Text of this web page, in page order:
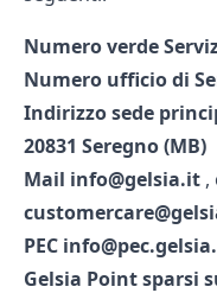
Numero verde
Numero ufficio di
Indirizzo sede
20831 Seregno (MB)
Mail info@gelsia.it ,
PEC
Gelsia Point sparsi